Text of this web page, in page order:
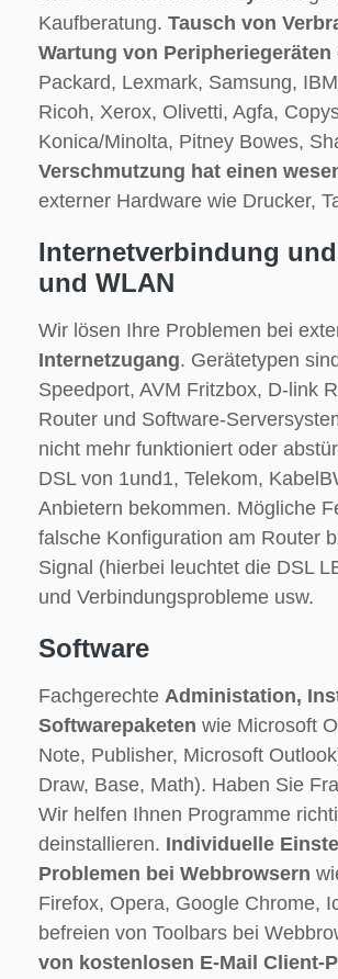
Kaufberatung. Tausch von
Wartung von Peripheriegeräten
Packard, Lexmark, Samsung,
Ricoh, Xerox, Olivetti, Agfa,
Konica/Minolta, Pitney Bowes,
Verschmutzung hat einen
externer Hardware wie Drucker,
Internetverbindung
und WLAN
Wir lösen Ihre Problemen bei
Internetzugang. Gerätetypen
Speedport, AVM Fritzbox, D-link
Router und Software-
nicht mehr funktioniert oder
DSL von 1und1, Telekom,
Anbietern bekommen. Mögliche
falsche Konfiguration am Router
Signal (hierbei leuchtet die DSL
und Verbindungsprobleme usw.
Software
Fachgerechte Administation,
Softwarepaketen wie Microsoft
Note, Publisher, Microsoft
Draw, Base, Math). Haben Sie
Wir helfen Ihnen Programme
deinstallieren. Individuelle
Problemen bei Webbrowsern
Firefox, Opera, Google Chrome,
befreien von Toolbars bei
von kostenlosen E-Mail Client-